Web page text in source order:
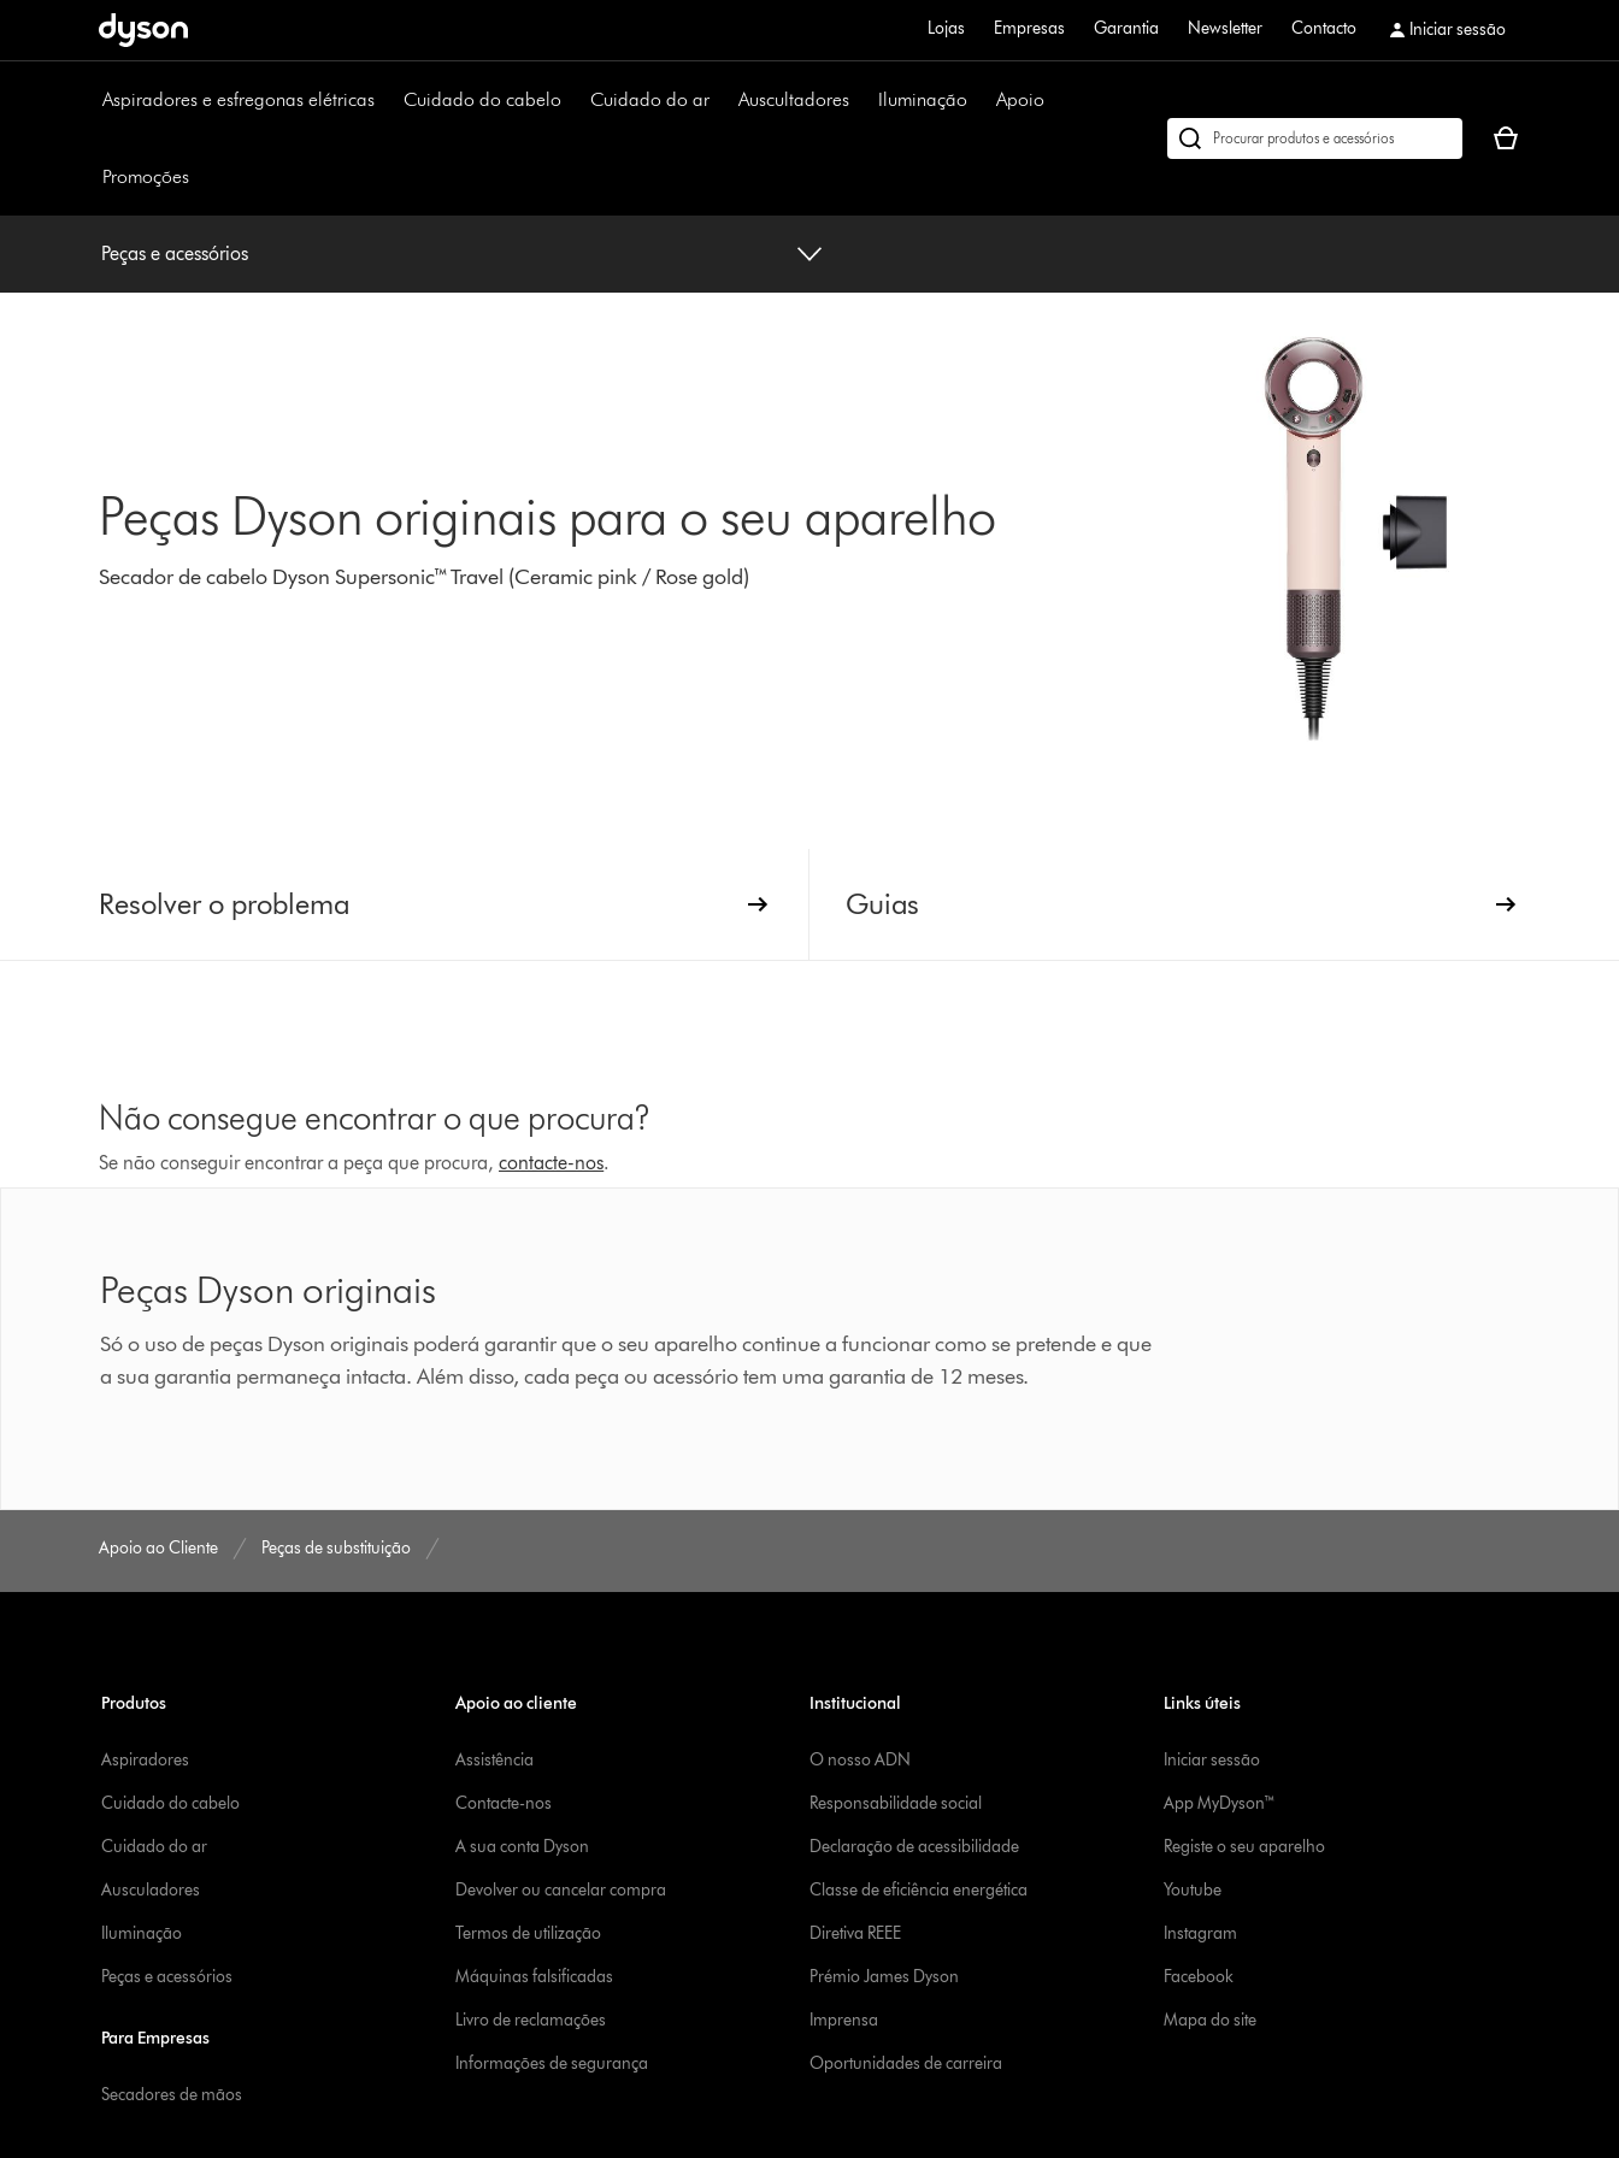
Lojas Empresas Garantia Newsletter Contacto Iniciar sessão
Aspiradores e esfregonas elétricas Cuidado do cabelo Cuidado do ar Auscultadores Iluminação Apoio
Promoções
Pesquisar
O
de
Peças e acessórios
Peças Dyson originais para o seu aparelho
Secador de cabelo Dyson Supersonic™ Travel (Ceramic pink / Rose gold)
Resolver o problema Guias
Não consegue encontrar o que procura?
Se não conseguir encontrar a peça que procura,contacte-nos.
Peças Dyson originais
Só o uso de peças Dyson originais poderá garantir que o seu aparelho continue a funcionar como se pretende e que
a sua garantia permaneça intacta. Além disso, cada peça ou acessório tem uma garantia de 12 meses.
Apoio ao Cliente Peças de substituição
Produtos
Aspiradores
Cuidado do cabelo
Cuidado do ar
Ausculadores
Iluminação
Peças e acessórios
Para Empresas
Secadores de mãos
Apoio ao cliente
Assistência
Contacte-nos
A sua conta Dyson
Devolver ou cancelar compra
Termos de utilização
Máquinas falsificadas
Livro de reclamações
Informações de segurança
Institucional
O nosso ADN
Responsabilidade social
Declaração de acessibilidade
Classe de eficiência energética
Diretiva REEE
Prémio James Dyson
Imprensa
Oportunidades de carreira
Links úteis
Iniciar sessão
App MyDyson™
Registe o seu aparelho
Youtube
Instagram
Facebook
Mapa do site